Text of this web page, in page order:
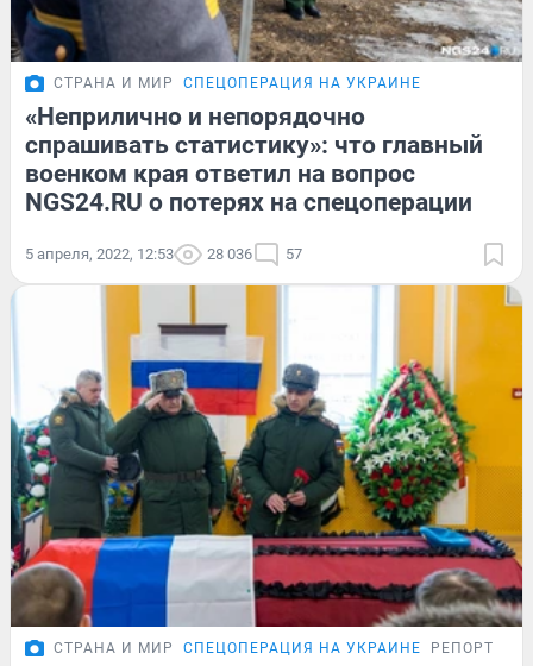
СТРАНА И МИР СПЕЦОПЕРАЦИЯ НА УКРАИНЕ
«Неприлично и непорядочно
спрашивать статистику»: что главный
военком края ответил на вопрос
NGS24.RU о потерях на спецоперации
5 апреля, 2022, 12:53 28 036 57
СТРАНА И МИР СПЕЦОПЕРАЦИЯ НА УКРАИНЕ РЕПОРТАЖ